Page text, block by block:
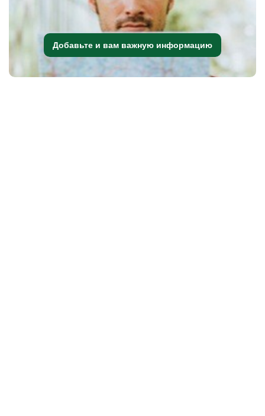
Добавьте и вам важную информацию